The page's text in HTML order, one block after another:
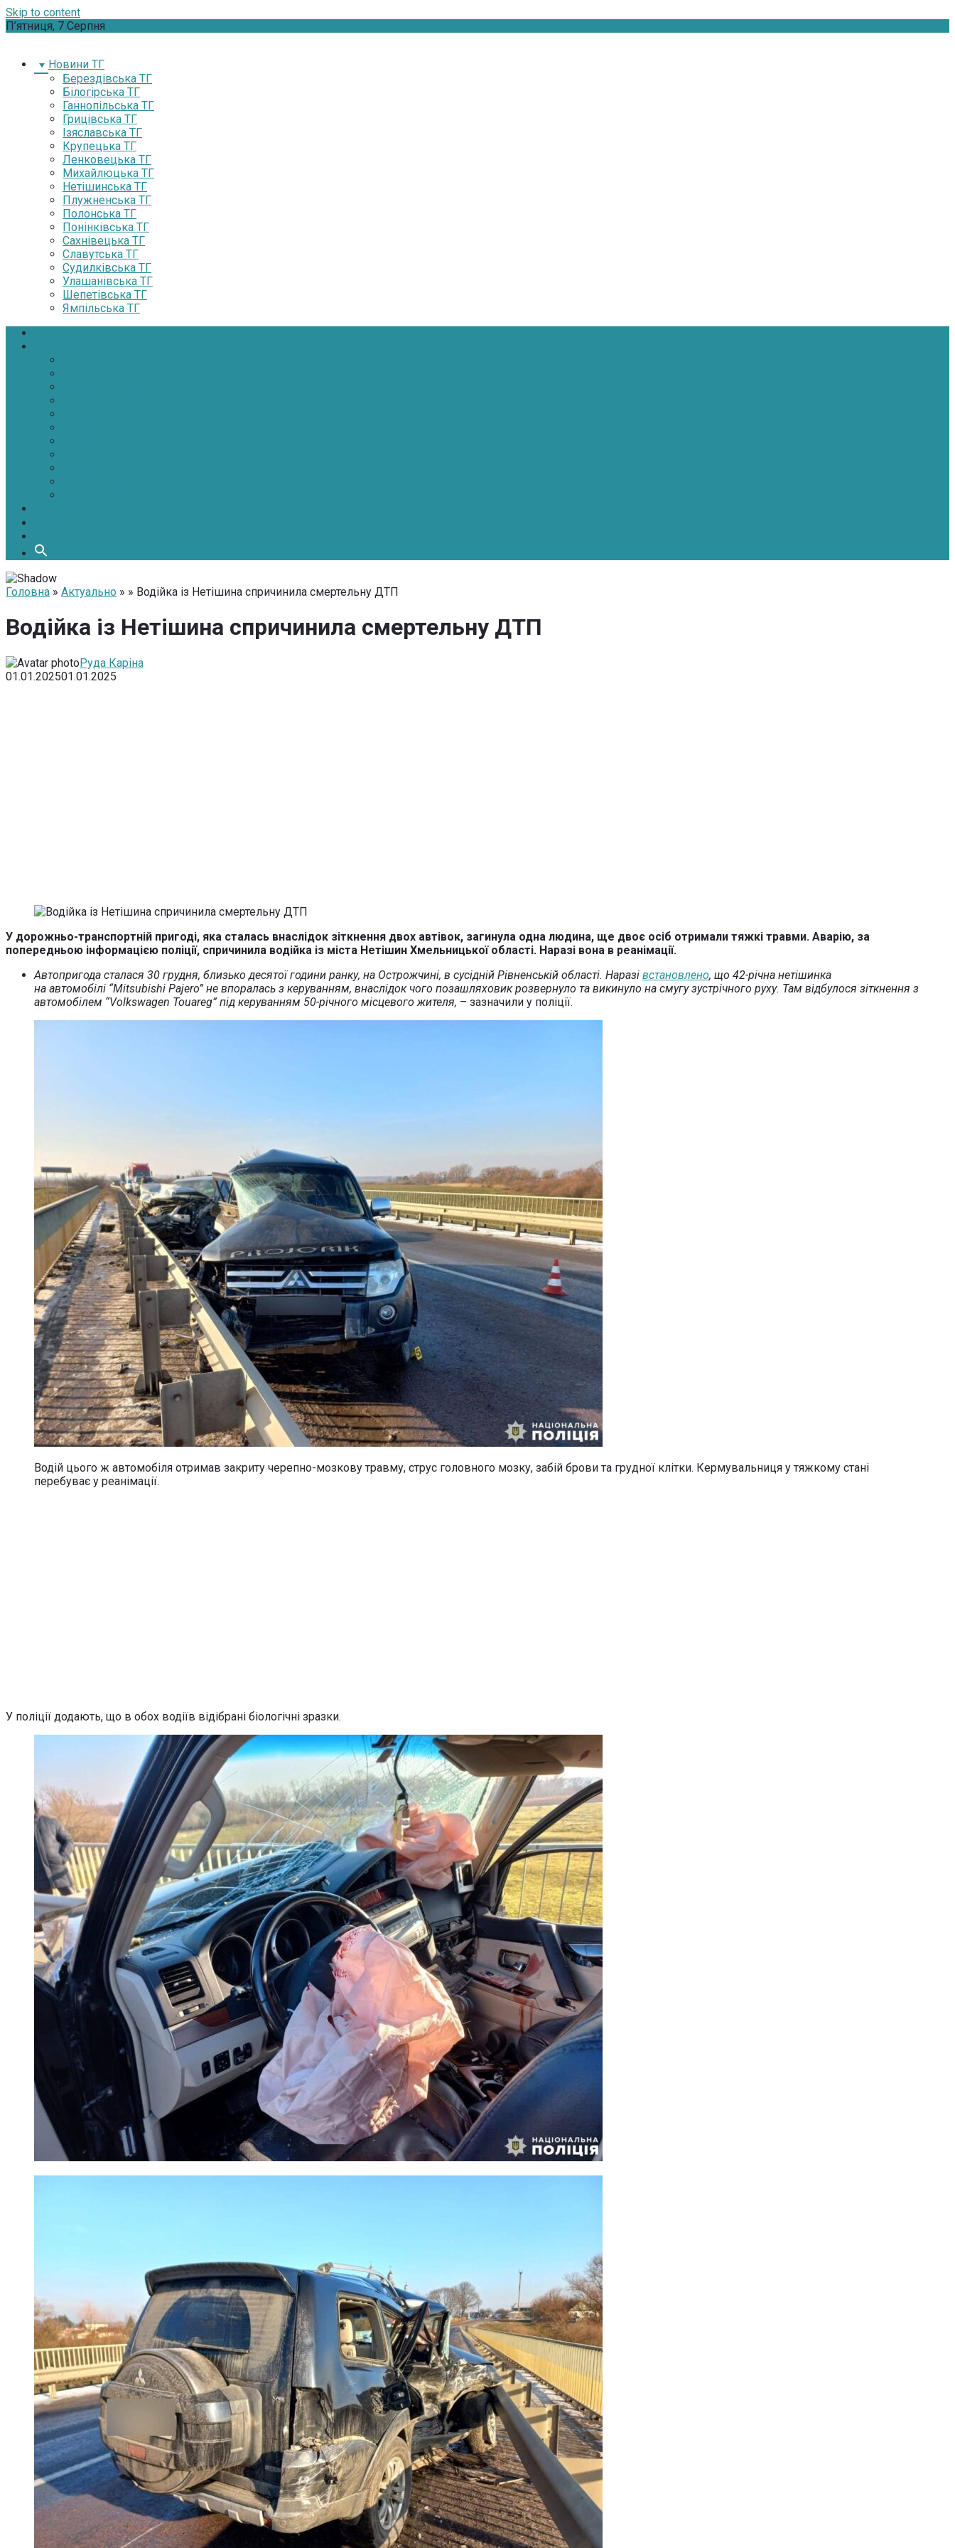
Skip to content
П’ятниця, 7 Серпня
Новини ТГ
Берездівська ТГ
Білогірська ТГ
Ганнопільська ТГ
Грицівська ТГ
Ізяславська ТГ
Крупецька ТГ
Ленковецька ТГ
Михайлюцька ТГ
Нетішинська ТГ
Плужненська ТГ
Полонська ТГ
Понінківська ТГ
Сахнівецька ТГ
Славутська ТГ
Судилківська ТГ
Улашанівська ТГ
Шепетівська ТГ
Ямпільська ТГ
Головна » Актуально » » Водійка із Нетішина спричинила смертельну ДТП
Водійка із Нетішина спричинила смертельну ДТП
Руда Каріна
01.01.202501.01.2025
У дорожньо-транспортній пригоді, яка сталась внаслідок зіткнення двох автівок, загинула одна людина, ще двоє осіб отримали тяжкі травми. Аварію, за
попередньою інформацією поліції, спричинила водійка із міста Нетішин Хмельницької області. Наразі вона в реанімації.
Автопригода сталася 30 грудня, близько десятої години ранку, на Острожчині, в сусідній Рівненській області. Наразі встановлено, що 42-річна нетішинка
на автомобілі “Mitsubishi Pajero” не впоралась з керуванням, внаслідок чого позашляховик розвернуло та викинуло на смугу зустрічного руху. Там відбулося зіткнення з
автомобілем “Volkswagen Touareg” під керуванням 50-річного місцевого жителя, – зазначили у поліції.
Водій цього ж автомобіля отримав закриту черепно-мозкову травму, струс головного мозку, забій брови та грудної клітки. Кермувальниця у тяжкому стані
перебуває у реанімації.
У поліції додають, що в обох водіїв відібрані біологічні зразки.